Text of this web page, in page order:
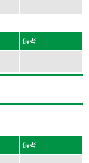
備考
備考